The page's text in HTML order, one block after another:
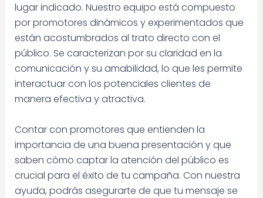
lugar indicado. Nuestro equipo está compuesto
por promotores dinámicos y experimentados que
están acostumbrados al trato directo con el
público. Se caracterizan por su claridad en la
comunicación y su amabilidad, lo que les permite
interactuar con los potenciales clientes de
manera efectiva y atractiva.
Contar con promotores que entienden la
importancia de una buena presentación y que
saben cómo captar la atención del público es
crucial para el éxito de tu campaña. Con nuestra
ayuda, podrás asegurarte de que tu mensaje se